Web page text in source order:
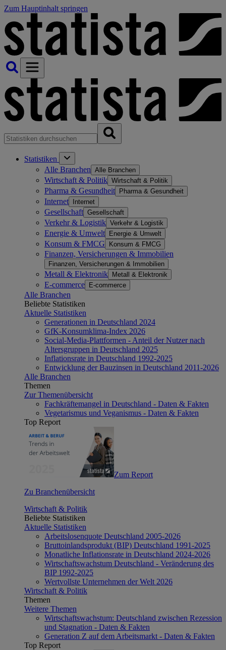
Zum Hauptinhalt springen
Statistiken
Alle Branchen Alle Branchen
Wirtschaft & Politik Wirtschaft & Politik
Pharma & Gesundheit Pharma & Gesundheit
Internet Internet
Gesellschaft Gesellschaft
Verkehr & Logistik Verkehr & Logistik
Energie & Umwelt Energie & Umwelt
Konsum & FMCG Konsum & FMCG
Finanzen, Versicherungen & Immobilien
Finanzen, Versicherungen & Immobilien
Metall & Elektronik Metall & Elektronik
E-commerce E-commerce
Alle Branchen
Beliebte Statistiken
Aktuelle Statistiken
Generationen in Deutschland 2024
GfK-Konsumklima-Index 2026
Social-Media-Plattformen - Anteil der Nutzer nach
Altersgruppen in Deutschland 2025
Inflationsrate in Deutschland 1992-2025
Entwicklung der Bauzinsen in Deutschland 2011-2026
Alle Branchen
Themen
Zur Themenübersicht
Fachkräftemangel in Deutschland - Daten & Fakten
Vegetarismus und Veganismus - Daten & Fakten
Top Report
Zum Report
Zu Branchenübersicht
Wirtschaft & Politik
Beliebte Statistiken
Aktuelle Statistiken
Arbeitslosenquote Deutschland 2005-2026
Bruttoinlandsprodukt (BIP) Deutschland 1991-2025
Monatliche Inflationsrate in Deutschland 2024-2026
Wirtschaftswachstum Deutschland - Veränderung des
BIP 1992-2025
Wertvollste Unternehmen der Welt 2026
Wirtschaft & Politik
Themen
Weitere Themen
Wirtschaftswachstum: Deutschland zwischen Rezession
und Stagnation - Daten & Fakten
Generation Z auf dem Arbeitsmarkt - Daten & Fakten
Top Report